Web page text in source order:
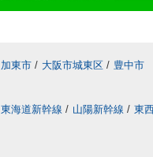
加東市 / 大阪市城東区 / 豊中市
東海道新幹線 / 山陽新幹線 / 東